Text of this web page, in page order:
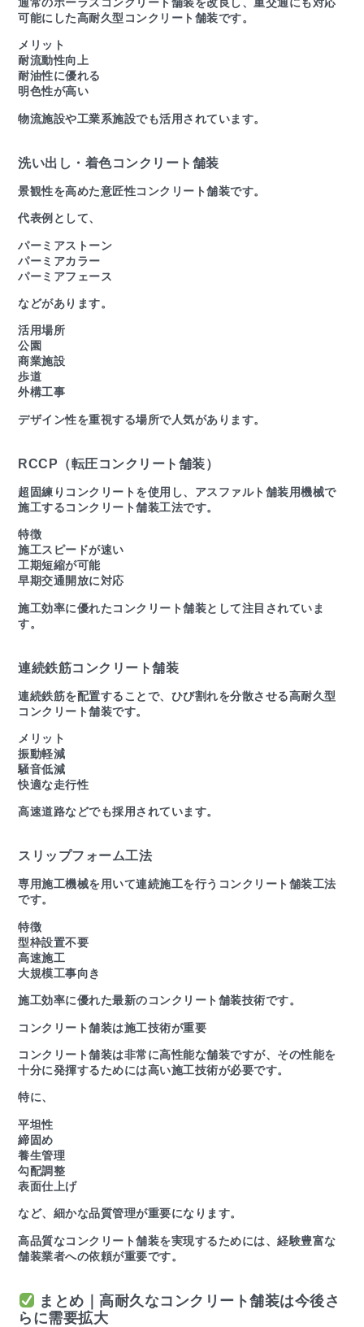
可能にした高耐久型コンクリート舗装です。
メリット
耐流動性向上
耐油性に優れる
明色性が高い
物流施設や工業系施設でも活用されています。
洗い出し・着色コンクリート舗装
景観性を高めた意匠性コンクリート舗装です。
代表例として、
パーミアストーン
パーミアカラー
パーミアフェース
などがあります。
活用場所
公園
商業施設
歩道
外構工事
デザイン性を重視する場所で人気があります。
RCCP（転圧コンクリート舗装）
超固練りコンクリートを使用し、アスファルト舗装用機械で
施工するコンクリート舗装工法です。
特徴
施工スピードが速い
工期短縮が可能
早期交通開放に対応
施工効率に優れたコンクリート舗装として注目されていま
す。
連続鉄筋コンクリート舗装
連続鉄筋を配置することで、ひび割れを分散させる高耐久型
コンクリート舗装です。
メリット
振動軽減
騒音低減
快適な走行性
高速道路などでも採用されています。
スリップフォーム工法
専用施工機械を用いて連続施工を行うコンクリート舗装工法
です。
特徴
型枠設置不要
高速施工
大規模工事向き
施工効率に優れた最新のコンクリート舗装技術です。
コンクリート舗装は施工技術が重要
コンクリート舗装は非常に高性能な舗装ですが、その性能を
十分に発揮するためには高い施工技術が必要です。
特に、
平坦性
締固め
養生管理
勾配調整
表面仕上げ
など、細かな品質管理が重要になります。
高品質なコンクリート舗装を実現するためには、経験豊富な
舗装業者への依頼が重要です。
まとめ｜高耐久なコンクリート舗装は今後さ
らに需要拡大